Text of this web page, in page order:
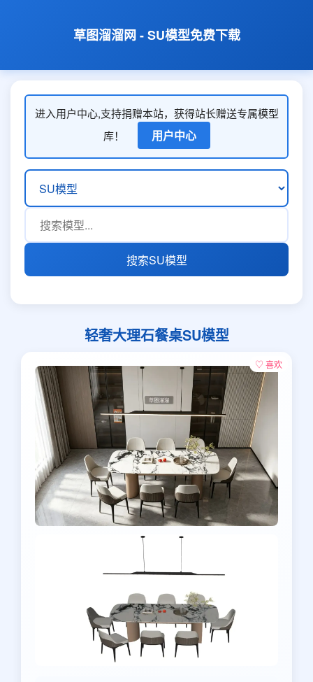
草图溜溜网 - SU模型免费下载
进入用户中心,支持捐赠本站，获得站长赠送专属模型
库！
用户中心
搜索SU模型
轻奢大理石餐桌SU模型
♡ 喜欢